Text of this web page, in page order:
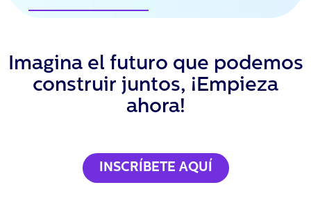
Imagina el futuro que podemos
construir juntos, ¡Empieza
ahora!
INSCRÍBETE AQUÍ